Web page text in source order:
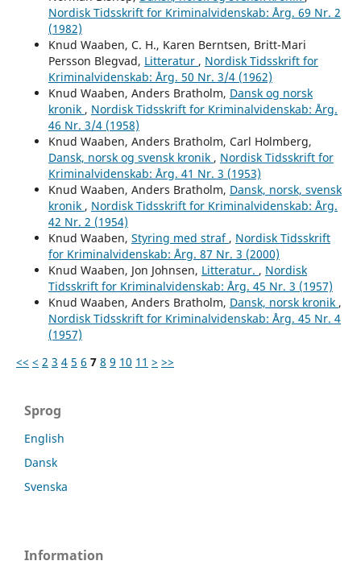
Nordisk Tidsskrift for Kriminalvidenskab: Årg. 69 Nr. 2
(1982)
Knud Waaben, C. H., Karen Berntsen, Britt-Mari
Persson Blegvad, Litteratur , Nordisk Tidsskrift for
Kriminalvidenskab: Årg. 50 Nr. 3/4 (1962)
Knud Waaben, Anders Bratholm, Dansk og norsk
kronik , Nordisk Tidsskrift for Kriminalvidenskab: Årg.
46 Nr. 3/4 (1958)
Knud Waaben, Anders Bratholm, Carl Holmberg,
Dansk, norsk og svensk kronik , Nordisk Tidsskrift for
Kriminalvidenskab: Årg. 41 Nr. 3 (1953)
Knud Waaben, Anders Bratholm, Dansk, norsk, svensk
kronik , Nordisk Tidsskrift for Kriminalvidenskab: Årg.
42 Nr. 2 (1954)
Knud Waaben, Styring med straf , Nordisk Tidsskrift
for Kriminalvidenskab: Årg. 87 Nr. 3 (2000)
Knud Waaben, Jon Johnsen, Litteratur. , Nordisk
Tidsskrift for Kriminalvidenskab: Årg. 45 Nr. 3 (1957)
Knud Waaben, Anders Bratholm, Dansk, norsk kronik ,
Nordisk Tidsskrift for Kriminalvidenskab: Årg. 45 Nr. 4
(1957)
<< < 2 3 4 5 6 7 8 9 10 11 > >>
Sprog
English
Dansk
Svenska
Information